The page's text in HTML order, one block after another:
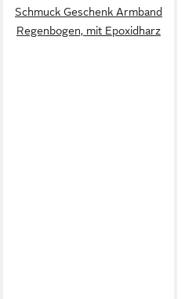
Schmuck Geschenk Armband
Regenbogen, mit Epoxidharz